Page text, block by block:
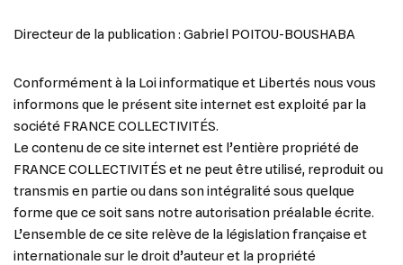
Directeur de la publication : Gabriel POITOU-BOUSHABA
Conformément à la Loi informatique et Libertés nous vous
informons que le présent site internet est exploité par la
société FRANCE COLLECTIVITÉS.
Le contenu de ce site internet est l’entière propriété de
FRANCE COLLECTIVITÉS et ne peut être utilisé, reproduit ou
transmis en partie ou dans son intégralité sous quelque
forme que ce soit sans notre autorisation préalable écrite.
L’ensemble de ce site relève de la législation française et
internationale sur le droit d’auteur et la propriété